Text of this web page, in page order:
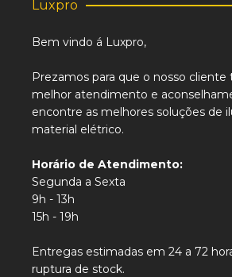
Luxpro
Bem vindo á Luxpro,
Prezamos para que o nosso cliente
melhor atendimento e
encontre as melhores soluções de
material elétrico.
Horário de Atendimento:
Segunda a Sexta
9h - 13h
15h - 19h
Entregas estimadas em 24 a 72
ruptura de stock.